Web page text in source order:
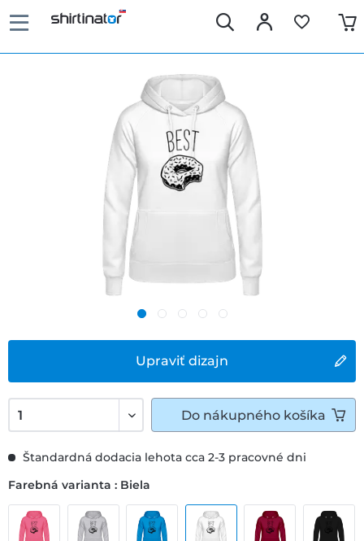
Upraviť dizajn
Štandardná dodacia lehota cca 2-3 pracovné dni
Farebná varianta : Biela
Do nákupného košíka